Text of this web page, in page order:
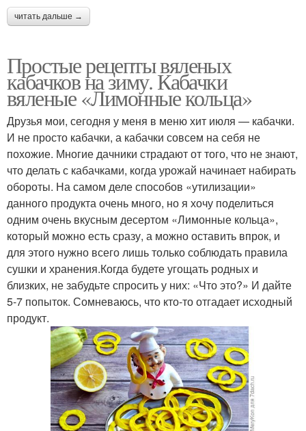
читать дальше →
Простые рецепты вяленых
кабачков на зиму. Кабачки
вяленые «Лимонные кольца»
Друзья мои, сегодня у меня в меню хит июля — кабачки.
И не просто кабачки, а кабачки совсем на себя не
похожие. Многие дачники страдают от того, что не знают,
что делать с кабачками, когда урожай начинает набирать
обороты. На самом деле способов «утилизации»
данного продукта очень много, но я хочу поделиться
одним очень вкусным десертом «Лимонные кольца»,
который можно есть сразу, а можно оставить впрок, и
для этого нужно всего лишь только соблюдать правила
сушки и хранения.Когда будете угощать родных и
близких, не забудьте спросить у них: «Что это?» И дайте
5-7 попыток. Сомневаюсь, что кто-то отгадает исходный
продукт.